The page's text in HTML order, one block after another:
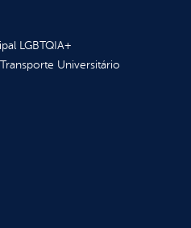
LGBTQIA+
Universitário